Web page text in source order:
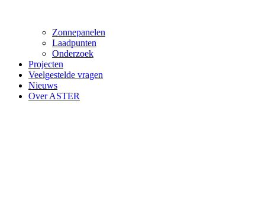
Zonnepanelen
Laadpunten
Onderzoek
Projecten
Veelgestelde vragen
Nieuws
Over ASTER